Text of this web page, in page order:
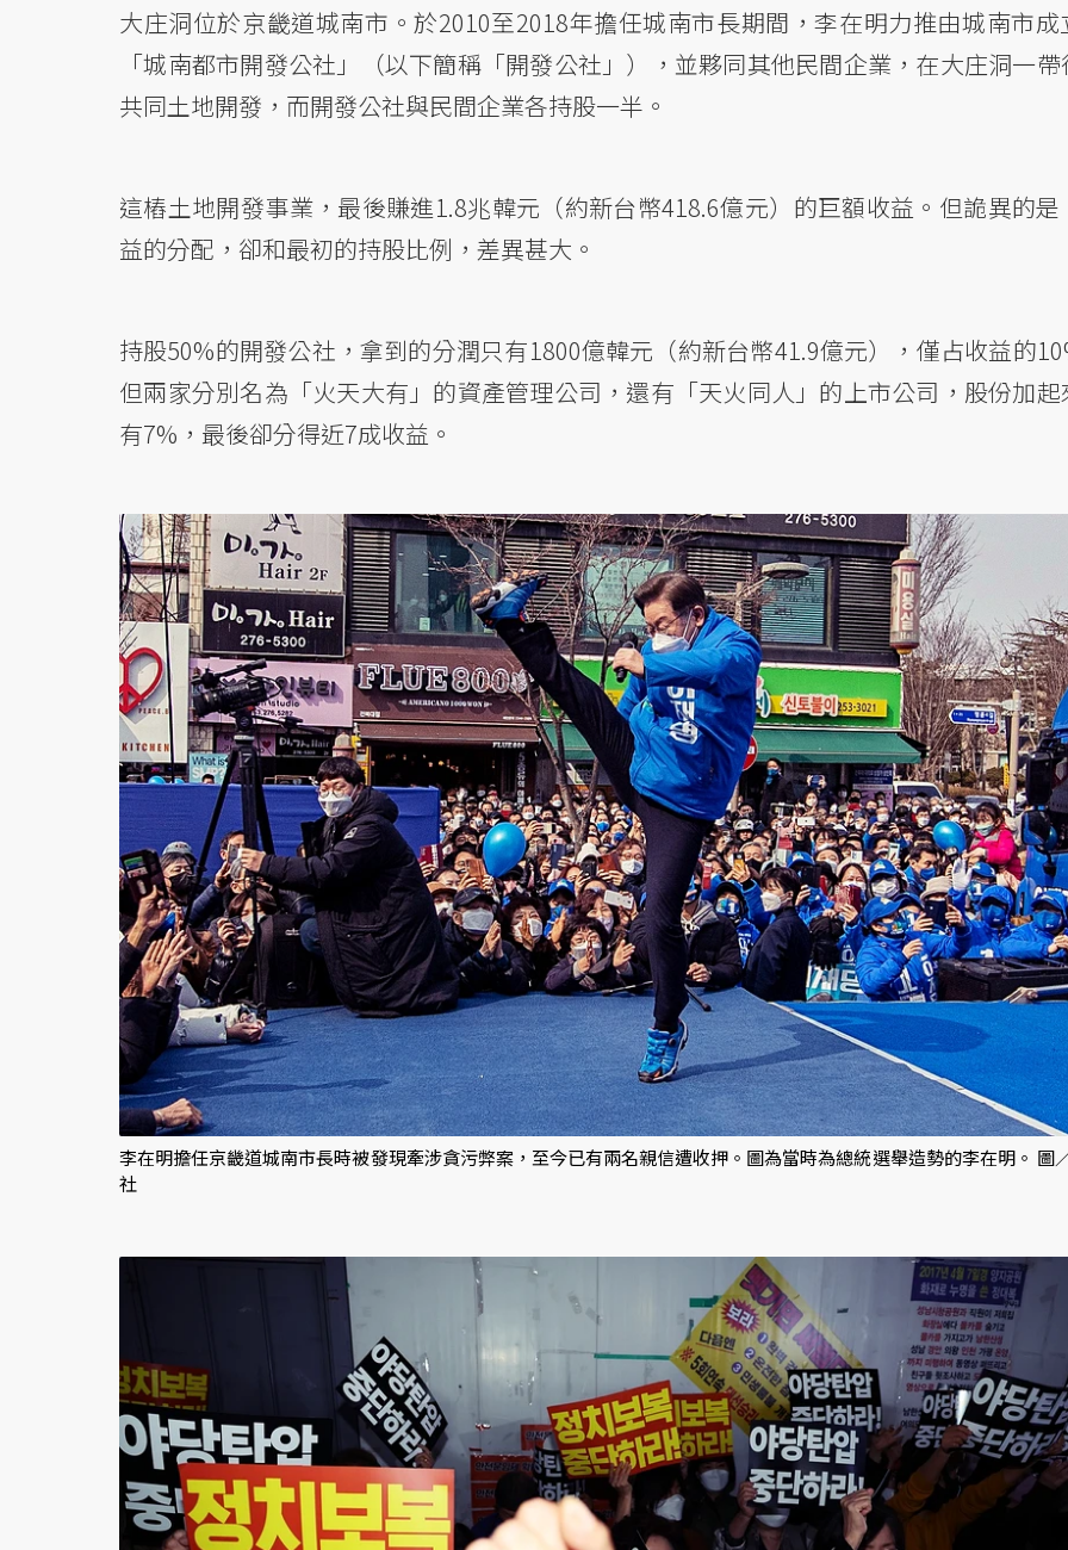
大庄洞位於京畿道城南市。於2010至2018年擔任城南市長期間，李在明力推由城南市成
「城南都市開發公社」（以下簡稱「開發公社」），並夥同其他民間企業，在大庄洞一帶
共同土地開發，而開發公社與民間企業各持股一半。
這樁土地開發事業，最後賺進1.8兆韓元（約新台幣418.6億元）的巨額收益。但詭異的是
益的分配，卻和最初的持股比例，差異甚大。
持股50%的開發公社，拿到的分潤只有1800億韓元（約新台幣41.9億元），僅占收益的
但兩家分別名為「火天大有」的資產管理公司，還有「天火同人」的上市公司，股份加起
有7%，最後卻分得近7成收益。
李在明擔任京畿道城南市長時被發現牽涉貪污弊案，至今已有兩名親信遭收押。圖為當時為總統選舉造勢的李在明。 圖
社